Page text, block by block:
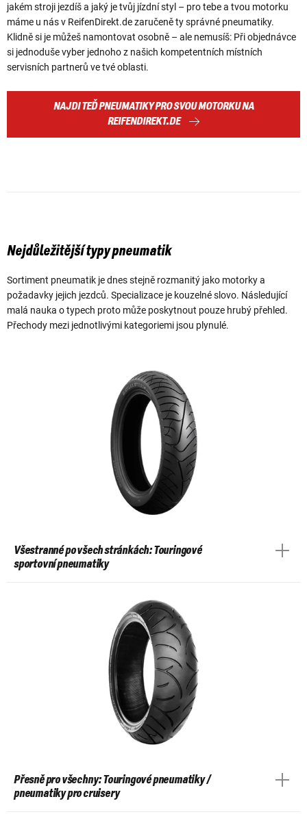
jakém stroji jezdíš a jaký je tvůj jízdní styl – pro tebe a tvou motorku
máme u nás v ReifenDirekt.de zaručeně ty správné pneumatiky.
Klidně si je můžeš namontovat osobně – ale nemusíš: Při objednávce
si jednoduše vyber jednoho z našich kompetentních místních
servisních partnerů ve tvé oblasti.
NAJDI TEĎ PNEUMATIKY PRO SVOU MOTORKU NA
REIFENDIREKT.DE
Nejdůležitější typy pneumatik
Sortiment pneumatik je dnes stejně rozmanitý jako motorky a
požadavky jejich jezdců. Specializace je kouzelné slovo. Následující
malá nauka o typech proto může poskytnout pouze hrubý přehled.
Přechody mezi jednotlivými kategoriemi jsou plynulé.
Všestranné po všech stránkách: Touringové
sportovní pneumatiky
Přesně pro všechny: Touringové pneumatiky /
pneumatiky pro cruisery